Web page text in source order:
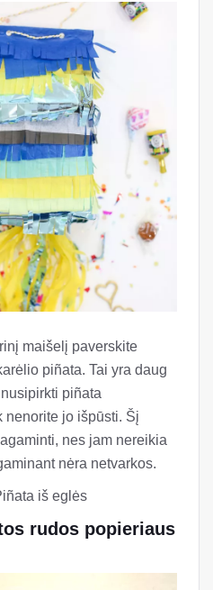
maišelį paverskite
piñata. Tai yra daug
piñata
nenorite jo išpūsti. Šį
nes jam nereikia
nėra netvarkos.
iš eglės
rudos popieriaus